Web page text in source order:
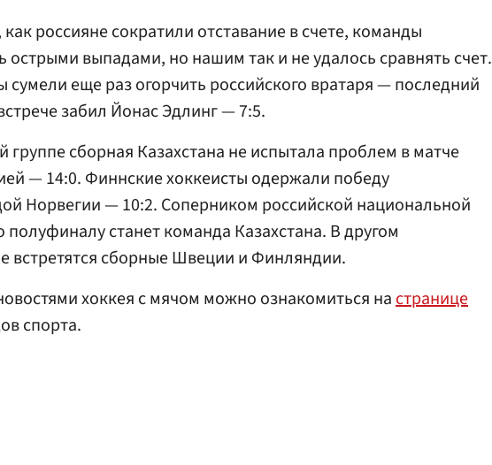
как россияне сократили отставание в счете, команды
острыми выпадами, но нашим так и не удалось сравнять счет.
сумели еще раз огорчить российского вратаря — последний
забил Йонас Эдлинг — 7:5.
группе сборная Казахстана не испытала проблем в матче
— 14:0. Финнские хоккеисты одержали победу
Норвегии — 10:2. Соперником российской национальной
станет команда Казахстана. В другом
встретятся сборные Швеции и Финляндии.
хоккея с мячом можно ознакомиться настранице
спорта.